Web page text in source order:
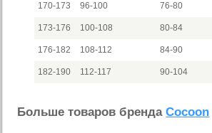
170-173 96-100 76-80
173-176 100-108 80-84
176-182 108-112 84-90
182-190 112-117 90-104
Больше товаров брендаCocoon